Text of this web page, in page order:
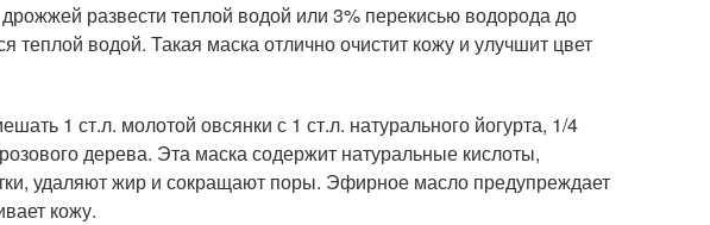
развести теплой водой или 3% перекисью водорода до
водой. Такая маска отлично очистит кожу и улучшит цвет
1 ст.л. молотой овсянки с 1 ст.л. натурального йогурта, 1/4
дерева. Эта маска содержит натуральные кислоты,
удаляют жир и сокращают поры. Эфирное масло предупреждает
кожу.